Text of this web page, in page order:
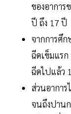
ของอาการ
ปี ถึง 17 ปี
จากการศึ
ฉีดเข็มแร
ฉีดไปแล้ว
ส่วนอาการ
จนถึงปาน